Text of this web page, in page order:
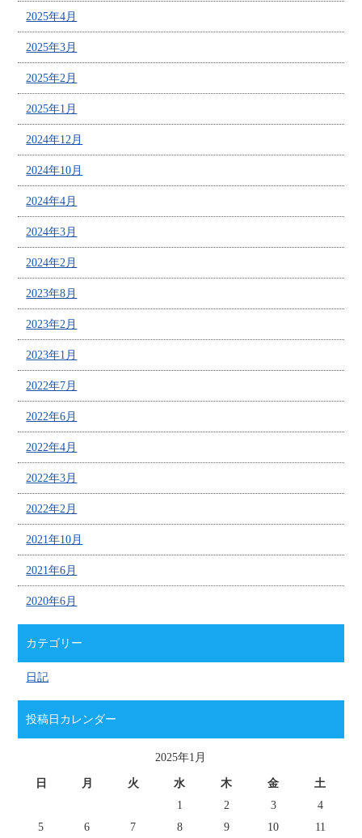
2025年4月
2025年3月
2025年2月
2025年1月
2024年12月
2024年10月
2024年4月
2024年3月
2024年2月
2023年8月
2023年2月
2023年1月
2022年7月
2022年6月
2022年4月
2022年3月
2022年2月
2021年10月
2021年6月
2020年6月
カテゴリー
日記
投稿日カレンダー
2025年1月
日 月 火 水 木 金
土
1
2 3
4
5
6 7 8 9 10 11